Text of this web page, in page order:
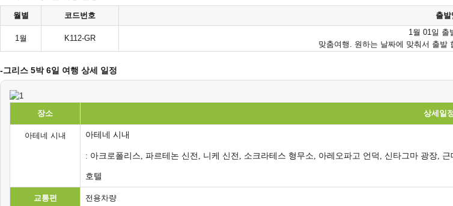
월별 코드번호 출
1월 K112-GR
1월 01일 출
맞춤여행. 원하는 날짜에 맞춰서 출발
-그리스 5박 6일 여행 상세 일정
장소 상세일
아테네 시내 아테네 시내
: 아크로폴리스, 파르테논 신전, 니케 신전, 소크라테스 형무소, 아레오파고 언덕, 신타그마 광장,
호텔
교통편 전용차량